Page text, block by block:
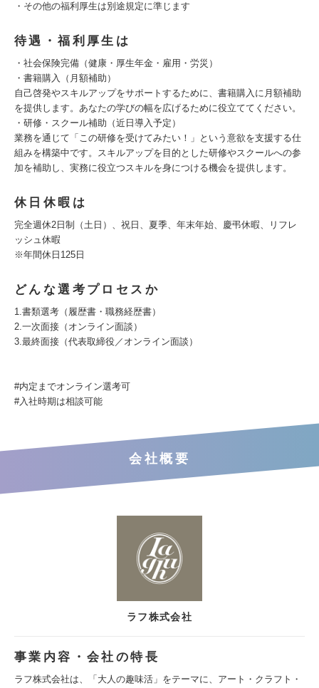
・その他の福利厚生は別途規定に準じます
待遇・福利厚生は
・社会保険完備（健康・厚生年金・雇用・労災）
・書籍購入（月額補助）
自己啓発やスキルアップをサポートするために、書籍購入に月額補助
を提供します。あなたの学びの幅を広げるために役立ててください。
・研修・スクール補助（近日導入予定）
業務を通じて「この研修を受けてみたい！」という意欲を支援する仕
組みを構築中です。スキルアップを目的とした研修やスクールへの参
加を補助し、実務に役立つスキルを身につける機会を提供します。
休日休暇は
完全週休2日制（土日）、祝日、夏季、年末年始、慶弔休暇、リフレ
ッシュ休暇
※年間休日125日
どんな選考プロセスか
1.書類選考（履歴書・職務経歴書）
2.一次面接（オンライン面談）
3.最終面接（代表取締役／オンライン面談）
#内定までオンライン選考可
#入社時期は相談可能
会社概要
ラフ株式会社
事業内容・会社の特長
ラフ株式会社は、「大人の趣味活」をテーマに、アート・クラフト・